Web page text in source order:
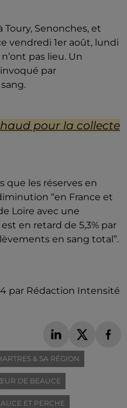
Senonches, et
vendredi 1er août, lundi
pas lieu. Un
par
pour la collecte
que les réserves en
“en France et
Loire avec une
en retard de 5,3% par
en sang total”.
par Rédaction Intensité
& SA RÉGION
DE BEAUCE
ET PERCHE